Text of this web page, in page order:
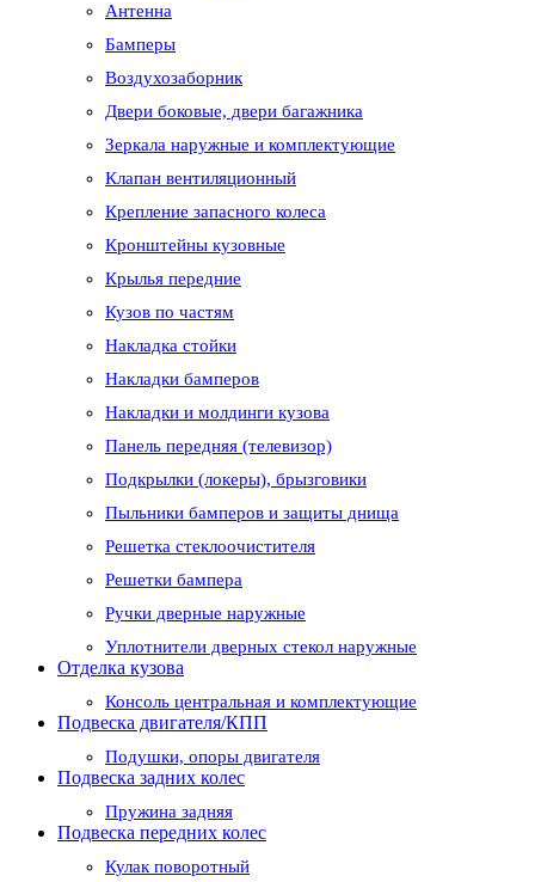
Антенна
Бамперы
Воздухозаборник
Двери боковые, двери багажника
Зеркала наружные и комплектующие
Клапан вентиляционный
Крепление запасного колеса
Кронштейны кузовные
Крылья передние
Кузов по частям
Накладка стойки
Накладки бамперов
Накладки и молдинги кузова
Панель передняя (телевизор)
Подкрылки (локеры), брызговики
Пыльники бамперов и защиты днища
Решетка стеклоочистителя
Решетки бампера
Ручки дверные наружные
Уплотнители дверных стекол наружные
Отделка кузова
Консоль центральная и комплектующие
Подвеска двигателя/КПП
Подушки, опоры двигателя
Подвеска задних колес
Пружина задняя
Подвеска передних колес
Кулак поворотный